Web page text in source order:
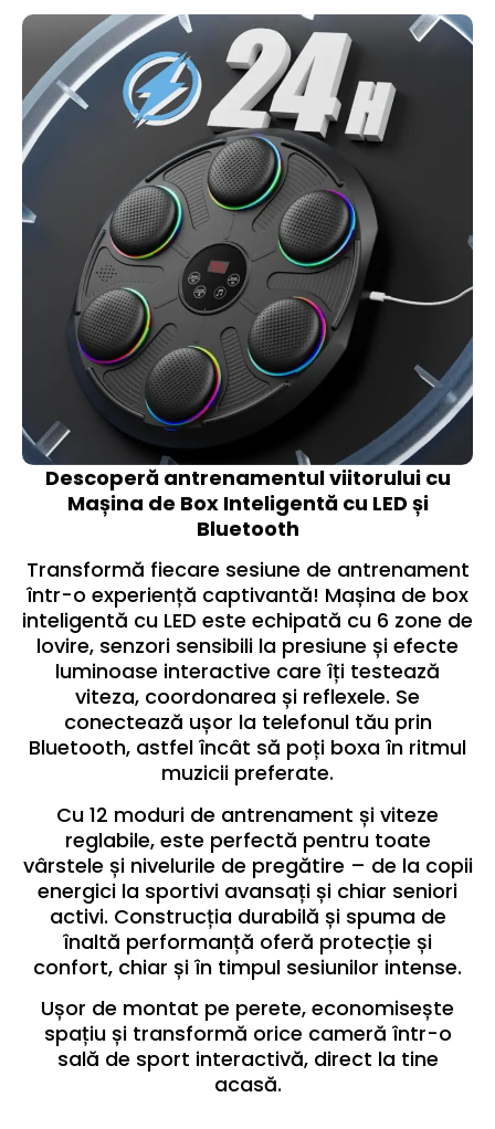
Descoperă antrenamentul viitorului cu
Mașina de Box Inteligentă cu LED și
Bluetooth
Transformă fiecare sesiune de antrenament
într-o experiență captivantă! Mașina de box
inteligentă cu LED este echipată cu 6 zone de
lovire, senzori sensibili la presiune și efecte
luminoase interactive care îți testează
viteza, coordonarea și reflexele. Se
conectează ușor la telefonul tău prin
Bluetooth, astfel încât să poți boxa în ritmul
muzicii preferate.
Cu 12 moduri de antrenament și viteze
reglabile, este perfectă pentru toate
vârstele și nivelurile de pregătire – de la copii
energici la sportivi avansați și chiar seniori
activi. Construcția durabilă și spuma de
înaltă performanță oferă protecție și
confort, chiar și în timpul sesiunilor intense.
Ușor de montat pe perete, economisește
spațiu și transformă orice cameră într-o
sală de sport interactivă, direct la tine
acasă.